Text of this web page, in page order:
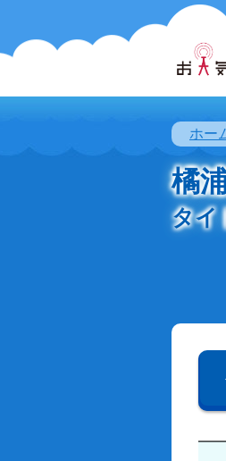
ホー
橘
タイ